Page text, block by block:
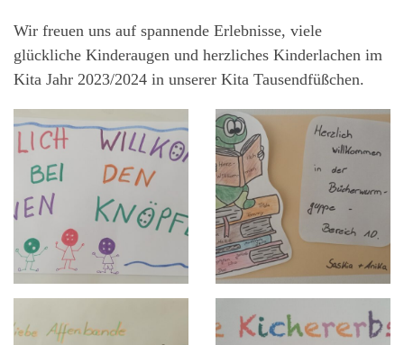
Wir freuen uns auf spannende Erlebnisse, viele
glückliche Kinderaugen und herzliches Kinderlachen im
Kita Jahr 2023/2024 in unserer Kita Tausendfüßchen.